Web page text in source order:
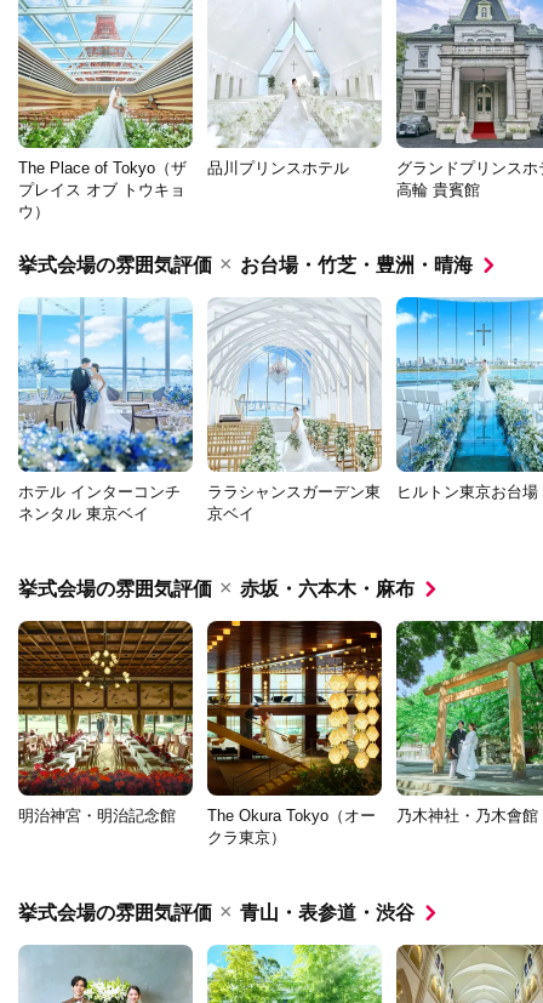
The Place of Tokyo（ザ
プレイス オブ トウキョ
ウ）
品川プリンスホテル
グランドプリンスホ
高輪 貴賓館
挙式会場の雰囲気評価 × お台場・竹芝・豊洲・晴海
ホテル インターコンチ
ネンタル 東京ベイ
ララシャンスガーデン東
京ベイ
ヒルトン東京お台場
挙式会場の雰囲気評価 × 赤坂・六本木・麻布
明治神宮・明治記念館
The Okura Tokyo（オー
クラ東京）
乃木神社・乃木會館
挙式会場の雰囲気評価 × 青山・表参道・渋谷